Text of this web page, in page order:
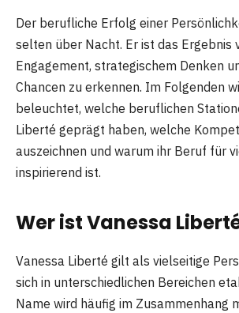
Der berufliche Erfolg einer
selten über Nacht. Er ist das Ergebnis
Engagement, strategischem Denken
Chancen zu erkennen. Im Folgenden
beleuchtet, welche beruflichen
Liberté geprägt haben, welche
auszeichnen und warum ihr Beruf für
inspirierend ist.
Wer ist Vanessa
Vanessa Liberté gilt als vielseitige
sich in unterschiedlichen Bereichen
Name wird häufig im Zusammenhang